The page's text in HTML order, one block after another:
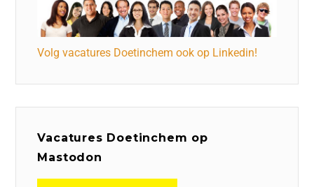
Volg vacatures Doetinchem ook op Linkedin!
Vacatures Doetinchem op
Mastodon